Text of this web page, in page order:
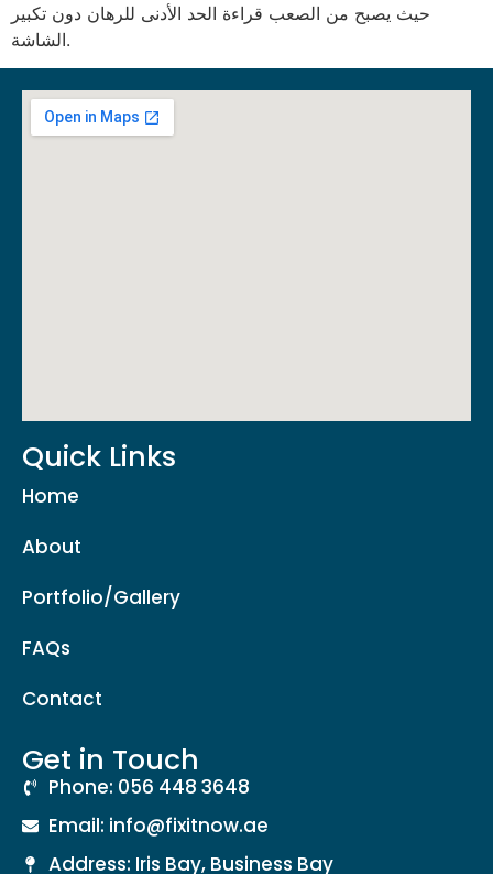
حيث يصبح من الصعب قراءة الحد الأدنى للرهان دون تكبير
الشاشة.
Quick Links
Home
About
Portfolio/Gallery
FAQs
Contact
Get in Touch
Phone: 056 448 3648
Email: info@fixitnow.ae
Address: Iris Bay, Business Bay